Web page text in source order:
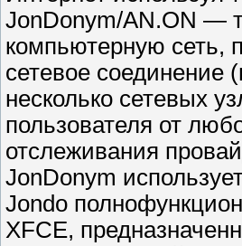
JonDonym/AN.ON —
компьютерную сеть,
сетевое соединение
несколько сетевых
пользователя от
отслеживания
JonDonym
Jondo
XFCE,